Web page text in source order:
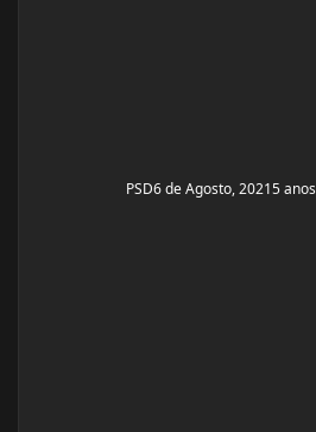
PSD6 de Agosto, 20215 anos